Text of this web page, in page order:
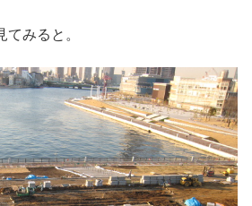
みると。